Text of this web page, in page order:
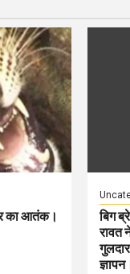
का आतंक।
बिग
रावत